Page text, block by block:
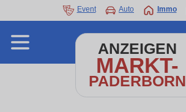
Event Auto Immo
ANZEIGEN
MARKT-
PADERBORN